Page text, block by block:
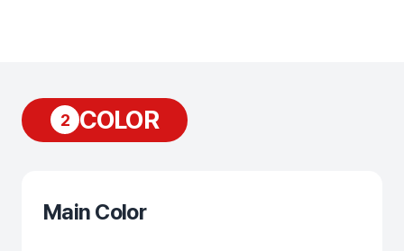
2 COLOR
Main Color